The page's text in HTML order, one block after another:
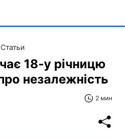
Статьи
18-у річницю
незалежність
2 мин